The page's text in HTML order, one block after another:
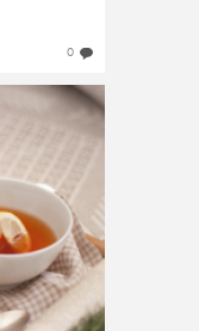
0